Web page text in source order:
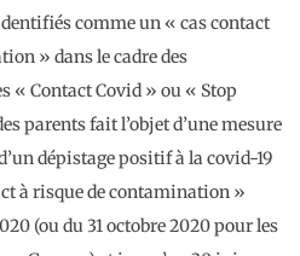
comme un « cas contact
» dans le cadre des
« Contact Covid » ou « Stop
parents fait l’objet d’une mesure
dépistage positif à la covid-19
à risque de contamination »
(ou du 31 octobre 2020 pour les